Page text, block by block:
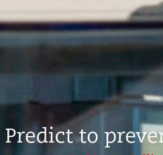
Predict to